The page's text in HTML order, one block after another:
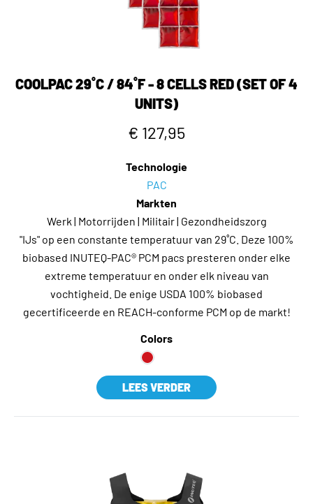
COOLPAC 29˚C / 84˚F - 8 CELLS RED (SET OF 4
UNITS)
€ 127,95
Technologie
PAC
Markten
Werk | Motorrijden | Militair | Gezondheidszorg
"IJs" op een constante temperatuur van 29˚C. Deze 100%
biobased INUTEQ-PAC® PCM pacs presteren onder elke
extreme temperatuur en onder elk niveau van
vochtigheid. De enige USDA 100% biobased
gecertificeerde en REACH-conforme PCM op de markt!
Colors
LEES VERDER